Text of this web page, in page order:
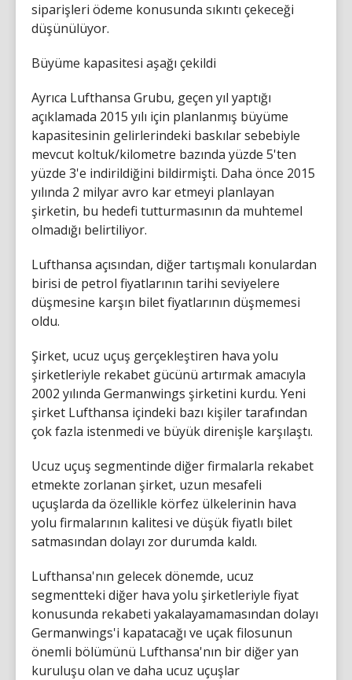
siparişleri ödeme konusunda sıkıntı çekeceği
düşünülüyor.
Büyüme kapasitesi aşağı çekildi
Ayrıca Lufthansa Grubu, geçen yıl yaptığı
açıklamada 2015 yılı için planlanmış büyüme
kapasitesinin gelirlerindeki baskılar sebebiyle
mevcut koltuk/kilometre bazında yüzde 5'ten
yüzde 3'e indirildiğini bildirmişti. Daha önce 2015
yılında 2 milyar avro kar etmeyi planlayan
şirketin, bu hedefi tutturmasının da muhtemel
olmadığı belirtiliyor.
Lufthansa açısından, diğer tartışmalı konulardan
birisi de petrol fiyatlarının tarihi seviyelere
düşmesine karşın bilet fiyatlarının düşmemesi
oldu.
Şirket, ucuz uçuş gerçekleştiren hava yolu
şirketleriyle rekabet gücünü artırmak amacıyla
2002 yılında Germanwings şirketini kurdu. Yeni
şirket Lufthansa içindeki bazı kişiler tarafından
çok fazla istenmedi ve büyük direnişle karşılaştı.
Ucuz uçuş segmentinde diğer firmalarla rekabet
etmekte zorlanan şirket, uzun mesafeli
uçuşlarda da özellikle körfez ülkelerinin hava
yolu firmalarının kalitesi ve düşük fiyatlı bilet
satmasından dolayı zor durumda kaldı.
Lufthansa'nın gelecek dönemde, ucuz
segmentteki diğer hava yolu şirketleriyle fiyat
konusunda rekabeti yakalayamamasından dolayı
Germanwings'i kapatacağı ve uçak filosunun
önemli bölümünü Lufthansa'nın bir diğer yan
kuruluşu olan ve daha ucuz uçuşlar